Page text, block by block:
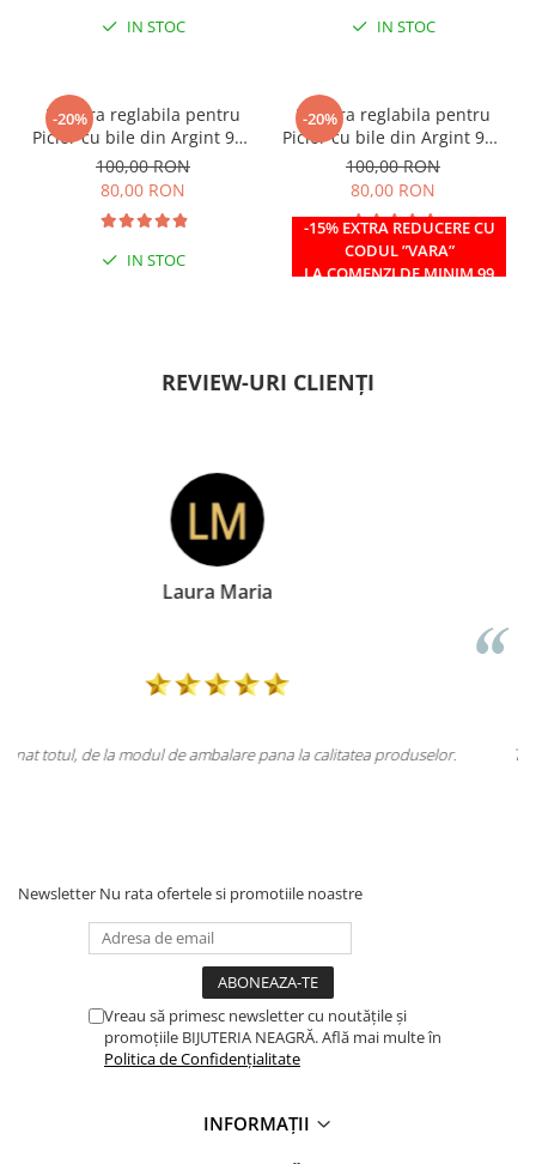
IN STOC IN STOC
-20%
Bratara reglabila pentru
Picior cu bile din Argint 925
si margele Miyuki rosii
100,00 RON
80,00 RON
IN STOC
-20%
-15% EXTRA REDUCERE CU
CODUL ”VARA”
LA COMENZI DE MINIM 99
Bratara reglabila pentru
Picior cu bile din Argint 925
si margele Miyuki verzi
100,00 RON
80,00 RON
IN STOC
REVIEW-URI CLIENȚI
Doina Georgescu
Totul la superlativ! Produsul, fix descrierea, ambalaj,
Newsletter Nu rata ofertele si promotiile noastre
Vreau să primesc newsletter cu noutățile și
promoțiile BIJUTERIA NEAGRĂ. Află mai multe în
Politica de Confidențialitate
INFORMAȚII